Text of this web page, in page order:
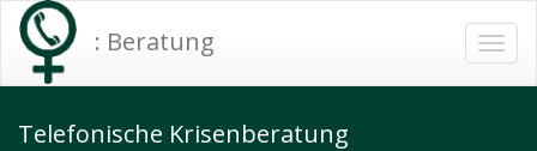
: Beratung
Telefonische Krisenberatung